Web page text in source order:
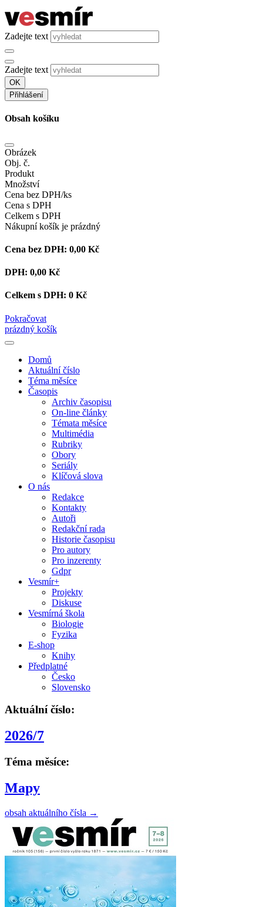
Zadejte text
Zadejte text
OK
Přihlášení
Obsah košíku
Obrázek
Obj. č.
Produkt
Množství
Cena bez DPH/ks
Cena s DPH
Celkem s DPH
Nákupní košík je prázdný
Cena bez DPH: 0,00 Kč
DPH: 0,00 Kč
Celkem s DPH: 0 Kč
Pokračovat
prázdný košík
Domů
Aktuální číslo
Téma měsíce
Časopis
Archiv časopisu
On-line články
Témata měsíce
Multimédia
Rubriky
Obory
Seriály
Klíčová slova
O nás
Redakce
Kontakty
Autoři
Redakční rada
Historie časopisu
Pro autory
Pro inzerenty
Gdpr
Vesmír+
Projekty
Diskuse
Vesmírná škola
Biologie
Fyzika
E-shop
Knihy
Předplatné
Česko
Slovensko
Aktuální číslo:
2026/7
Téma měsíce:
Mapy
obsah aktuálního čísla →